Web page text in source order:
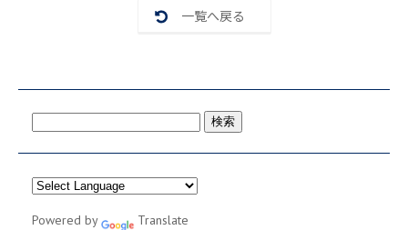
一覧へ戻る
Powered by Translate